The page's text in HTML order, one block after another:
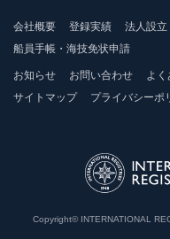
会社概要 登録実績 法人設立
船員手帳・海技免状申請
お知らせ お問い合わせ よ
サイトマップ
プライバシーポ
Copyright© INTERNATIONAL